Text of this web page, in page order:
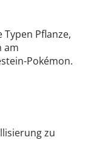
Pflanze,
am
Pokémon.
zu